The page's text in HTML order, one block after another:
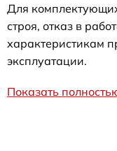
Для
строя, отказ в
характеристикам
эксплуатации.
Показать